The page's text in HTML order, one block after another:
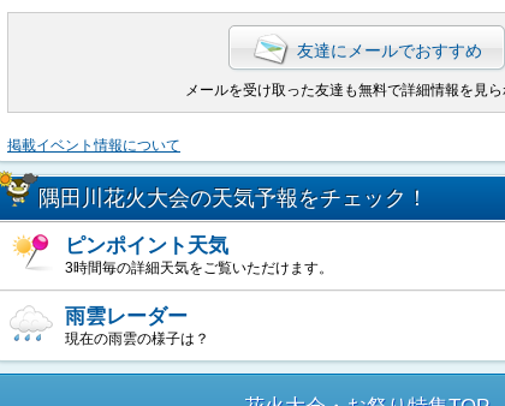
友達にメールでおすすめ
メールを受け取った友達も無料で詳細情報を見
掲載イベント情報について
隅田川花火大会の天気予報をチェック！
ピンポイント天気
3時間毎の詳細天気をご覧いただけます。
雨雲レーダー
現在の雨雲の様子は？